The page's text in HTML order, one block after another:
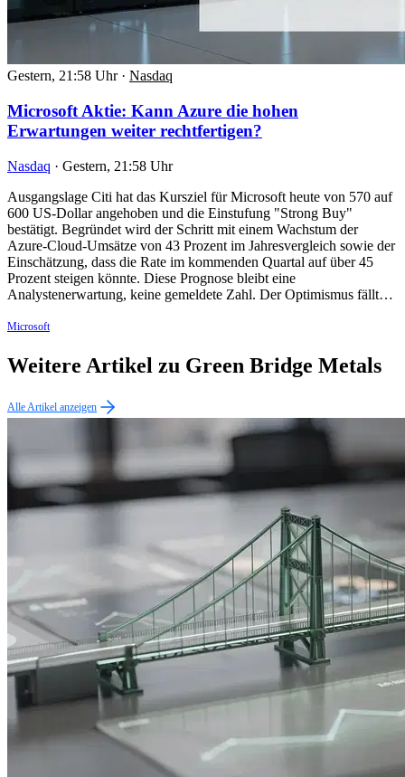
Gestern, 21:58 Uhr · Nasdaq
Microsoft Aktie: Kann Azure die hohen
Erwartungen weiter rechtfertigen?
Nasdaq · Gestern, 21:58 Uhr
Ausgangslage Citi hat das Kursziel für Microsoft heute von 570 auf
600 US-Dollar angehoben und die Einstufung "Strong Buy"
bestätigt. Begründet wird der Schritt mit einem Wachstum der
Azure-Cloud-Umsätze von 43 Prozent im Jahresvergleich sowie der
Einschätzung, dass die Rate im kommenden Quartal auf über 45
Prozent steigen könnte. Diese Prognose bleibt eine
Analystenerwartung, keine gemeldete Zahl. Der Optimismus fällt…
Microsoft
Weitere Artikel zu Green Bridge Metals
Alle Artikel anzeigen